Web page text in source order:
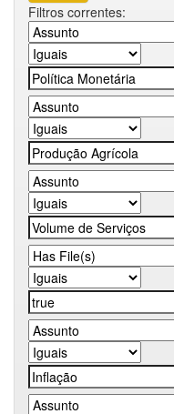
Filtros correntes: